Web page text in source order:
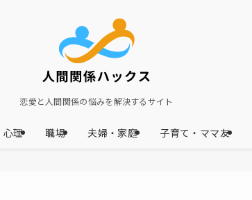
恋愛と人間関係の悩みを解決するサイト
心理 職場 夫婦・家庭 子育て・ママ友